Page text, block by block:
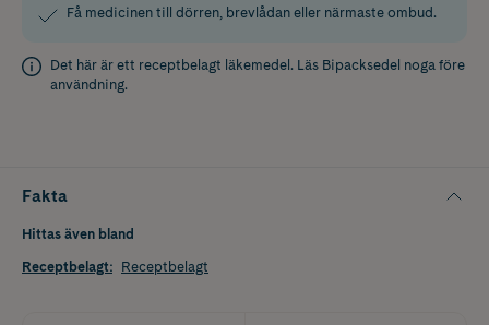
Få medicinen till dörren, brevlådan eller närmaste ombud.
Det här är ett receptbelagt läkemedel. Läs Bipacksedel noga före
användning.
Fakta
Hittas även bland
Receptbelagt: Receptbelagt